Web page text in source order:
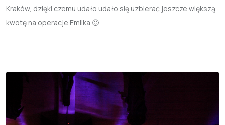
Kraków, dzięki czemu udało udało się uzbierać jeszcze większą
kwotę na operacje Emilka 🙂